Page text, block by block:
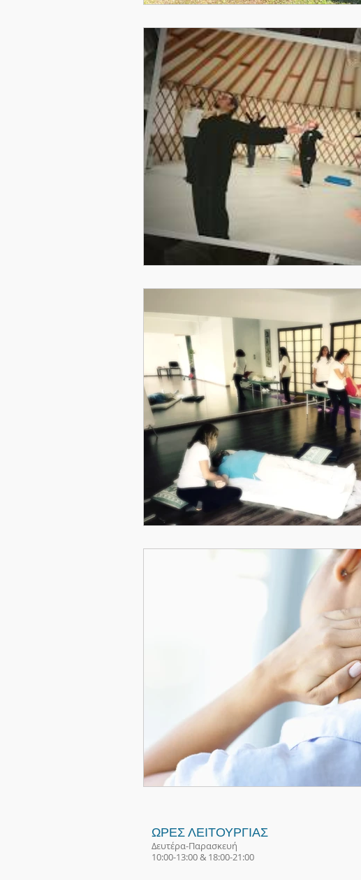
ΩΡΕΣ ΛΕΙΤΟΥΡΓΙΑΣ
Δευτέρα-Παρασκευή
10:00-13:00 & 18:00-21:00